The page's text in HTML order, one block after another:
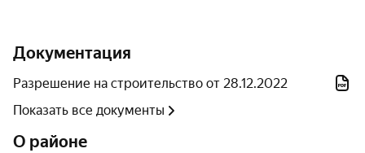
специально обустроенные зоны отдыха, что в
комфортного проживания.
Архитектура
Документация
Разрешение на строительство от 28.12.2022
Показать все документы
О районе